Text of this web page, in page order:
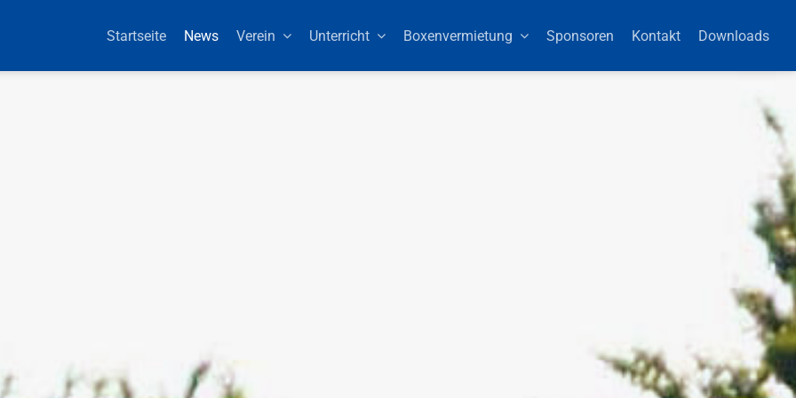
Startseite News Verein Unterricht Boxenvermietung Sponsoren Kontakt Downloads